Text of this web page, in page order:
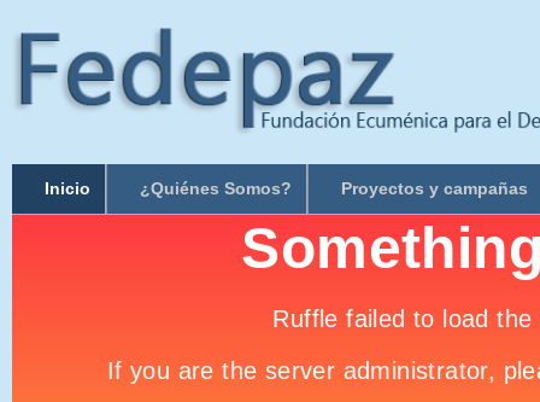
Inicio ¿Quiénes Somos? Proyectos y campañas